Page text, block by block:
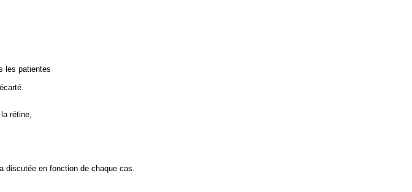
les patientes
rétine,
discutée en fonction de chaque cas.